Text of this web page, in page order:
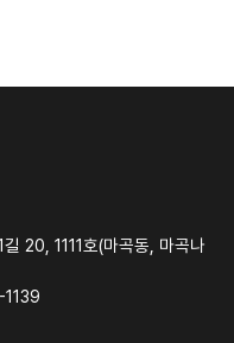
20, 1111호(마곡동, 마곡나